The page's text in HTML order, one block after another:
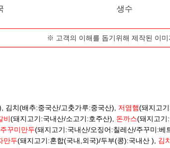
생수
※ 고객의 이해를 돕기위해 제작된 이
김치(배추:중국산/고춧가루:중국산), 저염햄(돼지고
비(돼지고기:국내산/소고기:호주산), 돈까스(돼지고기
주꾸미만두(돼지고기:국내산/오징어:칠레산/주꾸미:베
만두(돼지고기:혼합(국내,외국)/두부(콩):국내산 ​), 김